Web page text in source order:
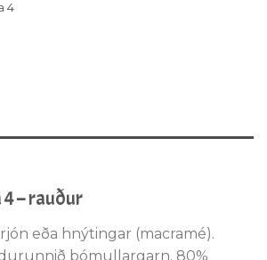
4
– rauður
eða hnýtingar (macramé).
bómullargarn. 80%